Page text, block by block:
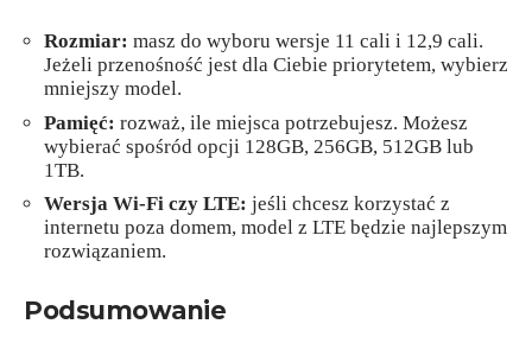
Rozmiar: masz do wyboru wersje 11 cali i 12,9 cali.
Jeżeli przenośność jest dla Ciebie priorytetem, wybierz
mniejszy model.
Pamięć: rozważ, ile miejsca potrzebujesz. Możesz
wybierać spośród opcji 128GB, 256GB, 512GB lub
1TB.
Wersja Wi-Fi czy LTE: jeśli chcesz korzystać z
internetu poza domem, model z LTE będzie najlepszym
rozwiązaniem.
Podsumowanie